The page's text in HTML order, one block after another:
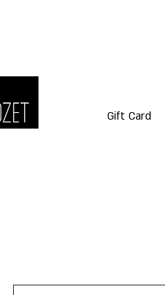
Gift Card